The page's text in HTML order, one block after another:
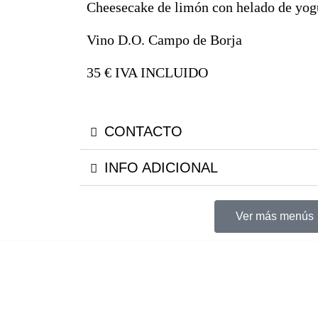
Cheesecake de limón con helado de
Vino D.O. Campo de Borja
35 € IVA INCLUIDO
CONTACTO
INFO ADICIONAL
Ver más menús